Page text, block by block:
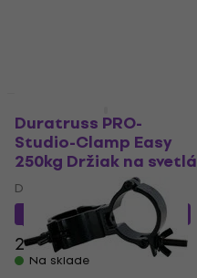
Duratruss PRO-
Studio-Clamp Easy
250kg Držiak na svetlá
Držiak na svetlá
27 €s kódomMUZMUZ-5
28,90 €
Na sklade